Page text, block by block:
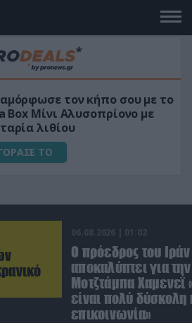
φόρμουλα τριβόλι + VIP
της λίμπιντο
ΤΟ
06.08.2026 | 01:02
Ο πρόεδρος του Ιράν
αποκαλύπτει για
Μοτζτάμπα Χαμενεΐ
είναι πολύ δύσκολη
επικοινωνία»